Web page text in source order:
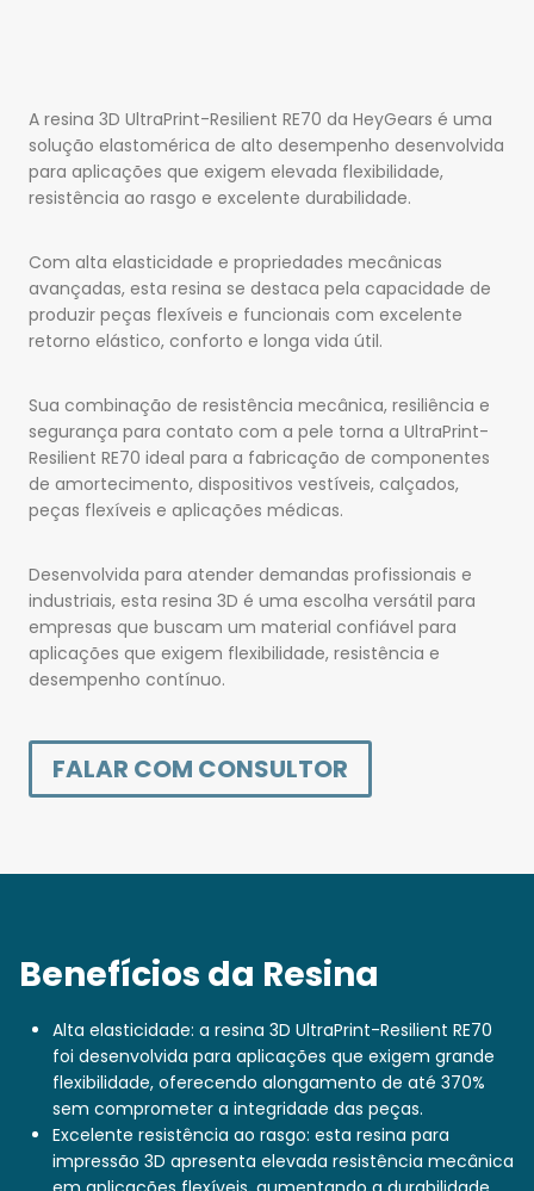
A resina 3D UltraPrint-Resilient RE70 da HeyGears é uma
solução elastomérica de alto desempenho desenvolvida
para aplicações que exigem elevada flexibilidade,
resistência ao rasgo e excelente durabilidade.
Com alta elasticidade e propriedades mecânicas
avançadas, esta resina se destaca pela capacidade de
produzir peças flexíveis e funcionais com excelente
retorno elástico, conforto e longa vida útil.
Sua combinação de resistência mecânica, resiliência e
segurança para contato com a pele torna a UltraPrint-
Resilient RE70 ideal para a fabricação de componentes
de amortecimento, dispositivos vestíveis, calçados,
peças flexíveis e aplicações médicas.
Desenvolvida para atender demandas profissionais e
industriais, esta resina 3D é uma escolha versátil para
empresas que buscam um material confiável para
aplicações que exigem flexibilidade, resistência e
desempenho contínuo.
FALAR COM CONSULTOR
Benefícios da Resina
Alta elasticidade: a resina 3D UltraPrint-Resilient RE70
foi desenvolvida para aplicações que exigem grande
flexibilidade, oferecendo alongamento de até 370%
sem comprometer a integridade das peças.
Excelente resistência ao rasgo: esta resina para
impressão 3D apresenta elevada resistência mecânica